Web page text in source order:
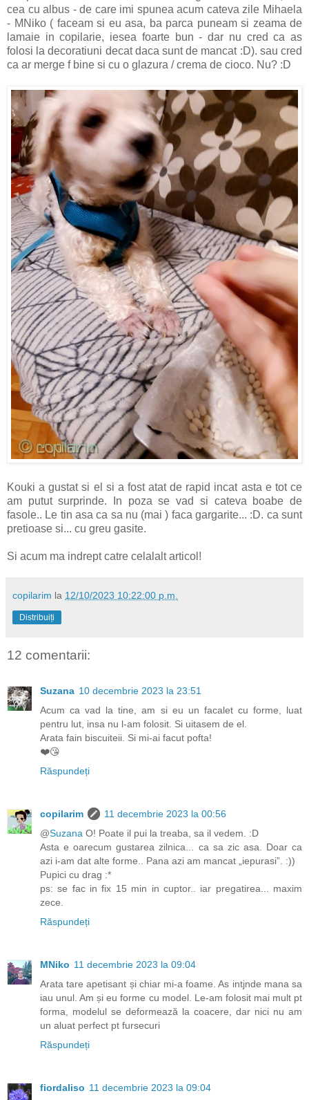
cea cu albus - de care imi spunea acum cateva zile Mihaela
- MNiko ( faceam si eu asa, ba parca puneam si zeama de
lamaie in copilarie, iesea foarte bun - dar nu cred ca as
folosi la decoratiuni decat daca sunt de mancat :D). sau cred
ca ar merge f bine si cu o glazura / crema de cioco. Nu? :D
Kouki a gustat si el si a fost atat de rapid incat asta e tot ce
am putut surprinde. In poza se vad si cateva boabe de
fasole.. Le tin asa ca sa nu (mai ) faca gargarite... :D. ca sunt
pretioase si... cu greu gasite.
Si acum ma indrept catre celalalt articol!
copilarim la 12/10/2023 10:22:00 p.m.
Distribuiți
12 comentarii:
Suzana 10 decembrie 2023 la 23:51
Acum ca vad la tine, am si eu un facalet cu forme, luat
pentru lut, insa nu l-am folosit. Si uitasem de el.
Arata fain biscuiteii. Si mi-ai facut pofta!
❤️😘
Răspundeți
copilarim
11 decembrie 2023 la 00:56
@Suzana O! Poate il pui la treaba, sa il vedem. :D
Asta e oarecum gustarea zilnica... ca sa zic asa. Doar ca
azi i-am dat alte forme.. Pana azi am mancat „iepurasi”. :))
Pupici cu drag :*
ps: se fac in fix 15 min in cuptor.. iar pregatirea... maxim
zece.
Răspundeți
MNiko 11 decembrie 2023 la 09:04
Arata tare apetisant și chiar mi-a foame. As intjnde mana sa
iau unul. Am și eu forme cu model. Le-am folosit mai mult pt
forma, modelul se deformează la coacere, dar nici nu am
un aluat perfect pt fursecuri
Răspundeți
fiordaliso 11 decembrie 2023 la 09:04